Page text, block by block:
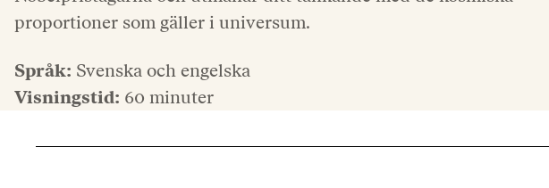
proportioner som gäller i universum.
Språk: Svenska och engelska
Visningstid: 60 minuter